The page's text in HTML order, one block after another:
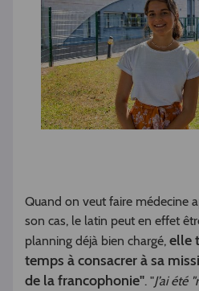
Quand on veut faire médecine
son cas, le latin peut en effet
planning déjà bien chargé, elle
temps à consacrer à sa
de la francophonie". "J’ai été